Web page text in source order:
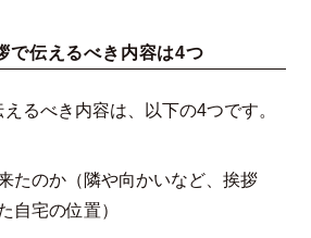
で伝えるべき内容は4つ
るべき内容は、以下の4つです。
たのか（隣や向かいなど、挨拶
自宅の位置）